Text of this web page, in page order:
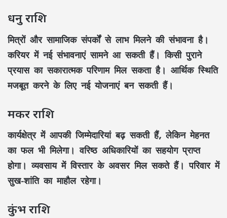
धनु राशि
मित्रों और सामाजिक संपर्कों से लाभ मिलने की संभावना है।
करियर में नई संभावनाएं सामने आ सकती हैं। किसी पुराने
प्रयास का सकारात्मक परिणाम मिल सकता है। आर्थिक स्थिति
मजबूत करने के लिए नई योजनाएं बन सकती हैं।
मकर राशि
कार्यक्षेत्र में आपकी जिम्मेदारियां बढ़ सकती हैं, लेकिन मेहनत
का फल भी मिलेगा। वरिष्ठ अधिकारियों का सहयोग प्राप्त
होगा। व्यवसाय में विस्तार के अवसर मिल सकते हैं। परिवार में
सुख-शांति का माहौल रहेगा।
कुंभ राशि